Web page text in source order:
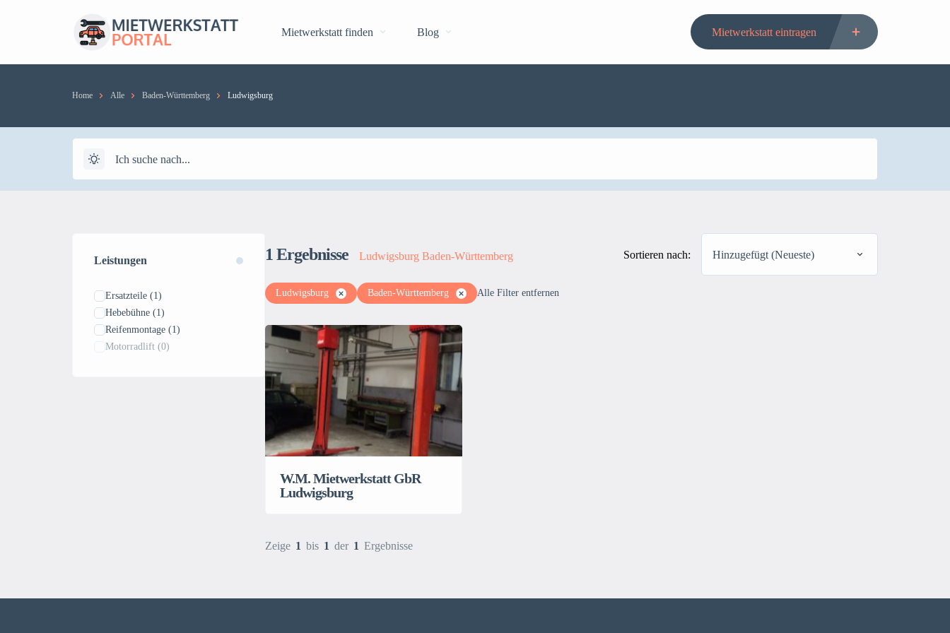
Mietwerkstatt finden Blog Mietwerkstatt eintragen
Home Alle Baden-Württemberg Ludwigsburg
Leistungen
Ersatzteile (1)
Hebebühne (1)
Reifenmontage (1)
Motorradlift (0)
1 Ergebnisse Ludwigsburg Baden-Württemberg Sortieren nach: Hinzugefügt (Neueste)
Ludwigsburg Baden-Württemberg Alle Filter entfernen
W.M. Mietwerkstatt GbR
Ludwigsburg
Zeige 1 bis 1 der 1 Ergebnisse